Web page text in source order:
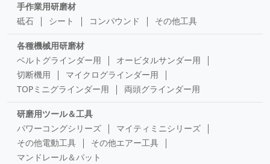
手作業用研磨材
砥石
シート コンパウンド その他工具
各種機械用研磨材
ベルトグラインダー用
オービタルサンダー用
切断機用
マイクログラインダー用
TOPミニグラインダー用
両頭グラインダー用
研磨用ツール＆工具
パワーコングシリーズ
マイティミニシリーズ
その他電動工具
その他エアー工具
マンドレール＆パット